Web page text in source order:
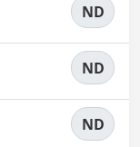
ND
ND
ND